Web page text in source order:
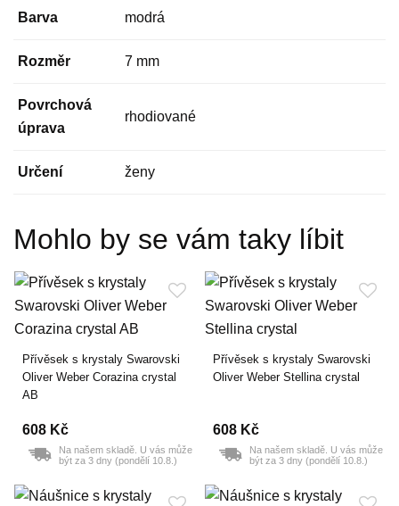
Barva modrá
Rozměr 7 mm
Povrchová
úprava
rhodiované
Určení ženy
Mohlo by se vám taky líbit
Přívěsek s krystaly Swarovski
Oliver Weber Corazina crystal
AB
608 Kč
Na našem skladě. U vás může
být za 3 dny (pondělí 10.8.)
Přívěsek s krystaly Swarovski
Oliver Weber Stellina crystal
608 Kč
Na našem skladě. U vás může
být za 3 dny (pondělí 10.8.)